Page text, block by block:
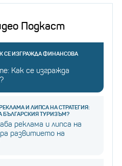
Подкаст
СЕ ИЗГРАЖДА ФИНАНСОВА
Как се изгражда
И ЛИПСА НА СТРАТЕГИЯ:
БЪЛГАРСКИЯ ТУРИЗЪМ?
реклама и липса на
развитието на